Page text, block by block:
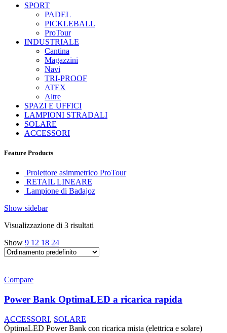
SPORT
PADEL
PICKLEBALL
ProTour
INDUSTRIALE
Cantina
Magazzini
Navi
TRI-PROOF
ATEX
Altre
SPAZI E UFFICI
LAMPIONI STRADALI
SOLARE
ACCESSORI
Feature Products
Proiettore asimmetrico ProTour
RETAIL LINEARE
Lampione di Badajoz
Show sidebar
Visualizzazione di 3 risultati
Show 9 12 18 24
Compare
Power Bank OptimaLED a ricarica rapida
ACCESSORI, SOLARE
ÓptimaLED Power Bank con ricarica mista (elettrica e solare)